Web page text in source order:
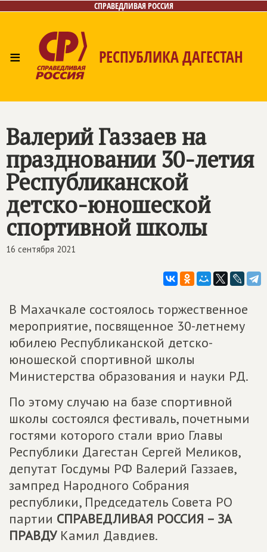
СПРАВЕДЛИВАЯ РОССИЯ
≡ РЕСПУБЛИКА ДАГЕСТАН
Контакты
Валерий Газзаев на
праздновании 30-летия
Республиканской
детско-юношеской
спортивной школы
16 сентября 2021
В Махачкале состоялось торжественное
мероприятие, посвященное 30-летнему
юбилею Республиканской детско-
юношеской спортивной школы
Министерства образования и науки РД.
По этому случаю на базе спортивной
школы состоялся фестиваль, почетными
гостями которого стали врио Главы
Республики Дагестан Сергей Меликов,
депутат Госдумы РФ Валерий Газзаев,
зампред Народного Собрания
республики, Председатель Совета РО
партии СПРАВЕДЛИВАЯ РОССИЯ – ЗА
ПРАВДУКамил Давдиев.